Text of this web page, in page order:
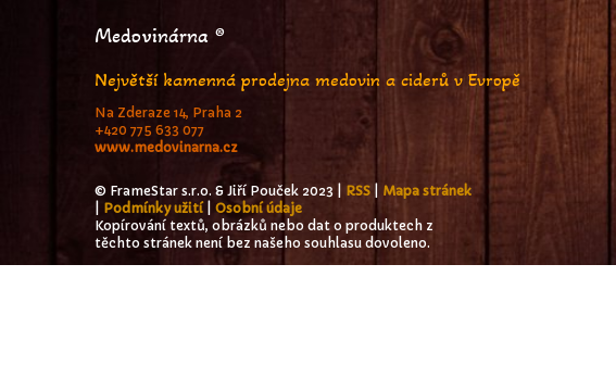
Medovinárna ®
Největší kamenná prodejna medovin a ciderů v Evropě
Na Zderaze 14, Praha 2
+420 775 633 077
www.medovinarna.cz
© FrameStar s.r.o. & Jiří Pouček 2023 | RSS
Mapa stránek
Podmínky užití| Osobní údaje
Kopírování textů, obrázků nebo dat o produktech z
těchto stránek není bez našeho souhlasu dovoleno.